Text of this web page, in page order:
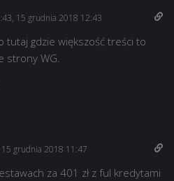
15 grudnia 2018 12:43
tutaj gdzie większość treści to
strony WG.
grudnia 2018 11:47
za 401 zł z ful kredytami